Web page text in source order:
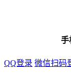
手
QQ登录 微信扫码